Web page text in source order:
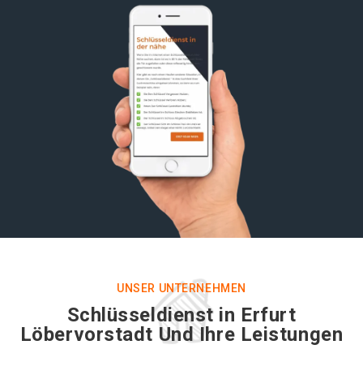
UNSER UNTERNEHMEN
Schlüsseldienst in Erfurt
Löbervorstadt Und Ihre Leistungen